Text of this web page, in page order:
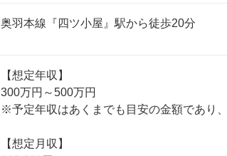
奥羽本線『四ツ小屋』駅から徒歩20分
【想定年収】
300万円～500万円
※予定年収はあくまでも目安の金額であり
【想定月収】